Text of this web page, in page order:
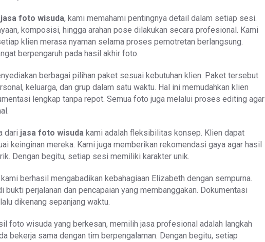
jasa foto wisuda, kami memahami pentingnya detail dalam setiap sesi.
komposisi, hingga arahan pose dilakukan secara profesional. Kami
klien merasa nyaman selama proses pemotretan berlangsung.
berpengaruh pada hasil akhir foto.
berbagai pilihan paket sesuai kebutuhan klien. Paket tersebut
keluarga, dan grup dalam satu waktu. Hal ini memudahkan klien
lengkap tanpa repot. Semua foto juga melalui proses editing agar
dari jasa foto wisuda kami adalah fleksibilitas konsep. Klien dapat
keinginan mereka. Kami juga memberikan rekomendasi gaya agar hasil
Dengan begitu, setiap sesi memiliki karakter unik.
berhasil mengabadikan kebahagiaan Elizabeth dengan sempurna.
bukti perjalanan dan pencapaian yang membanggakan. Dokumentasi
dikenang sepanjang waktu.
foto wisuda yang berkesan, memilih jasa profesional adalah langkah
bekerja sama dengan tim berpengalaman. Dengan begitu, setiap